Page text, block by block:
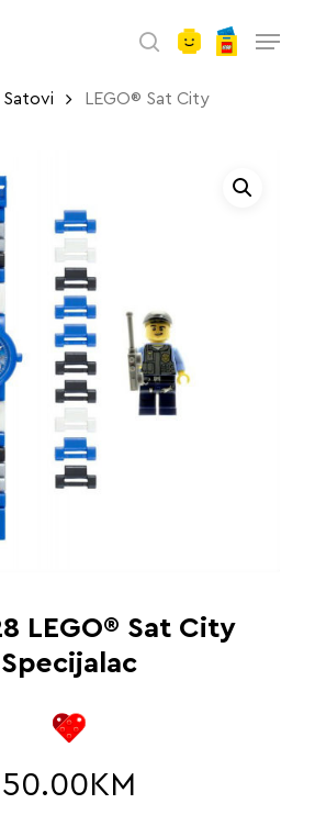
search
Satovi LEGO® Sat City
LEGO® Sat City
Specijalac
50.00 KM